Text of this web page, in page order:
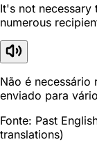
It's not necessary
numerous
Não é necessário
enviado para
Fonte: Past
translations)